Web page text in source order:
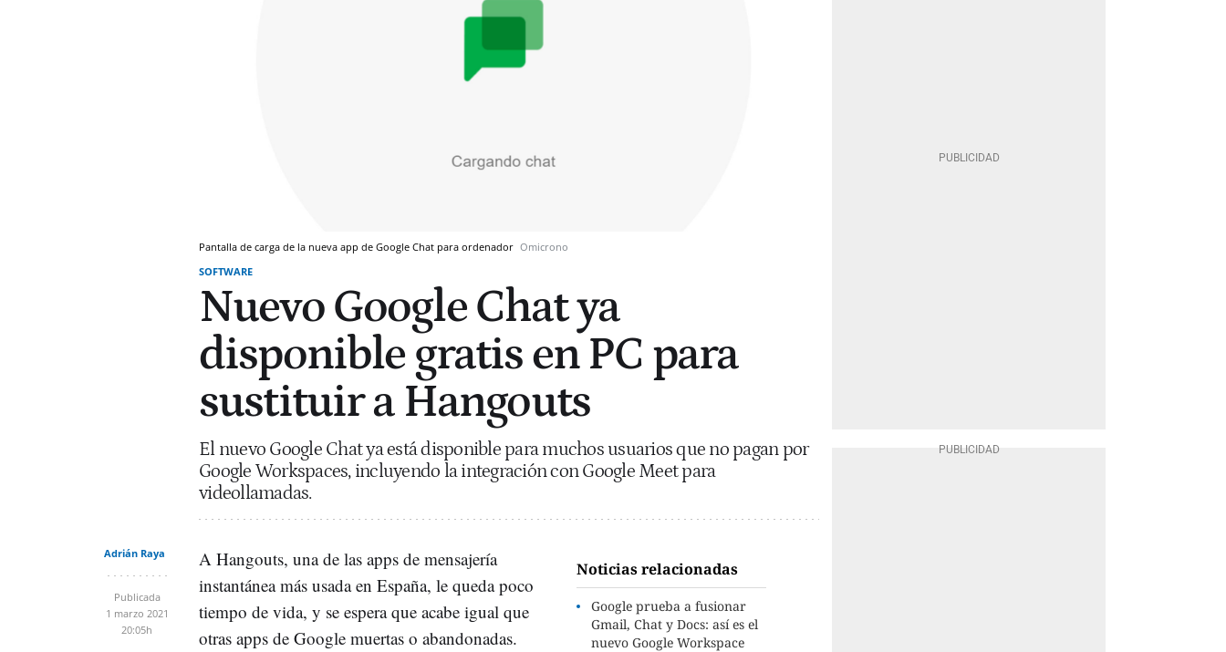
Pantalla de carga de la nueva app de Google Chat para ordenador Omicrono
SOFTWARE
Nuevo Google Chat ya
disponible gratis en PC para
sustituir a Hangouts
El nuevo Google Chat ya está disponible para muchos usuarios que no pagan por
Google Workspaces, incluyendo la integración con Google Meet para
videollamadas.
Adrián Raya
Publicada
1 marzo 2021
20:05h
Noticias relacionadas
Google prueba a fusionar
Gmail, Chat y Docs: así es el
nuevo Google Workspace
A Hangouts, una de las apps de mensajería
instantánea más usada en España, le queda poco
tiempo de vida, y se espera que acabe igual que
otras apps de Google muertas o abandonadas.